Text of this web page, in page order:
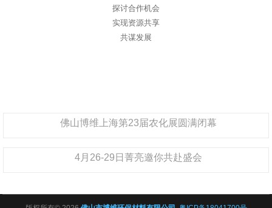
探讨合作机会
实现资源共享
共谋发展
佛山博维上海第23届农化展圆满闭幕
4月26-29日菁亮邀你共赴盛会